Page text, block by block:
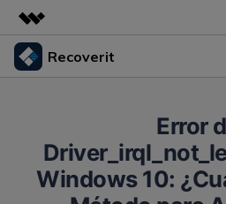
Productos destacados
Resumen
Soluciones
Quiénes somos
Recoverit
Recoverit para
Líder en recuperación para
Funciones
Recuperar de Unidades
Error
Windows 10: